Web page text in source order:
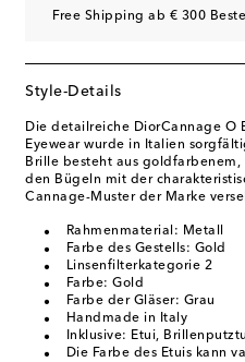
Free Shipping ab € 300
Style-Details
Die detailreiche DiorCannage O
Eyewear wurde in Italien
Brille besteht aus
den Bügeln mit der
Cannage-Muster der Marke
Rahmenmaterial: Metall
Farbe des Gestells: Gold
Linsenfilterkategorie 2
Farbe: Gold
Farbe der Gläser: Grau
Handmade in Italy
Inklusive: Etui,
Die Farbe des Etuis kann